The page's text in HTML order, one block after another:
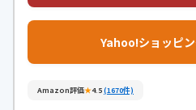
Yahoo!ショッピ
Amazon評価★4.5(1670件)